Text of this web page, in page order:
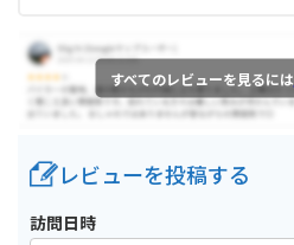
すべてのレビューを見るには
レビューを投稿する
訪問日時